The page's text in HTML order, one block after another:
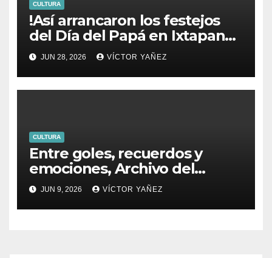
CULTURA
!Así arrancaron los festejos
del Día del Papá en Ixtapan
de la Sal!
JUN 28, 2026 VÍCTOR YAÑEZ
CULTURA
Entre goles, recuerdos y
emociones, Archivo del
PJEdomex inauguró
exposición
JUN 9, 2026 VÍCTOR YAÑEZ